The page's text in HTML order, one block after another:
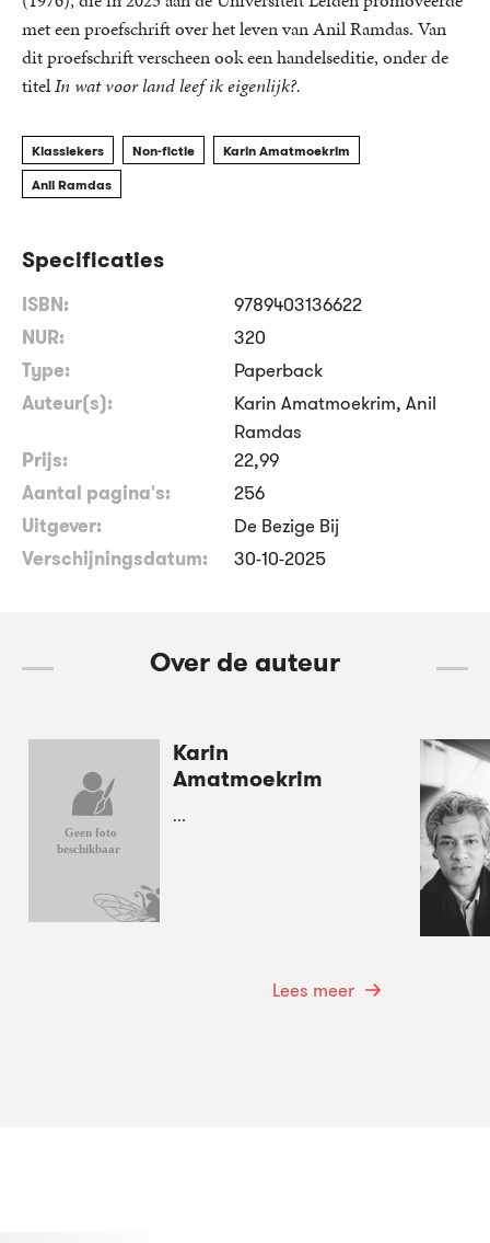
met een proefschrift over het leven van Anil Ramdas. Van
dit proefschrift verscheen ook een handelseditie, onder de
titelIn wat voor land leef ik eigenlijk?.
Klassiekers Non-fictie
Karin Amatmoekrim
Anil Ramdas
Specificaties
ISBN:
9789403136622
NUR:
320
Type:
Paperback
Auteur(s):
Karin Amatmoekrim, Anil
Ramdas
Prijs:
22,99
Aantal pagina's:
256
Uitgever:
De Bezige Bij
Verschijningsdatum:
30-10-2025
Over de auteur
Karin
Amatmoekrim
...
Lees meer